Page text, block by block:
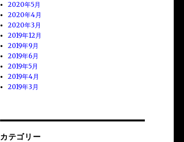
2020年5月
2020年4月
2020年3月
2019年12月
2019年9月
2019年6月
2019年5月
2019年4月
2019年3月
カテゴリー